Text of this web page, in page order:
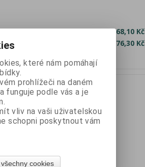
Vaše cena bez DPH:68,10 Kč
76,30 Kč
skladě
které nám pomáhají
prohlížeči na daném
funguje podle vás a je
vliv na vaši uživatelskou
schopni poskytnout vám
cookies